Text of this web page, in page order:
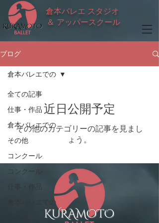
​倉本バレエ スタジオ
＆ アッパースクール
ブログ
全ての記事
仕事・作品
倉本バレエでの
その他
コンクール
コンクール
仕事・作品
倉本バレエでの
倉本バレエでの
近日公開予定
その他のカテゴリーの記事を見まし
ょう。